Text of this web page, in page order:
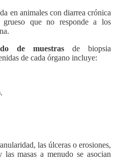
en animales con diarrea crónica
que no responde a los
de muestras de biopsia
de cada órgano incluye:
las úlceras o erosiones,
las masas a menudo se asocian